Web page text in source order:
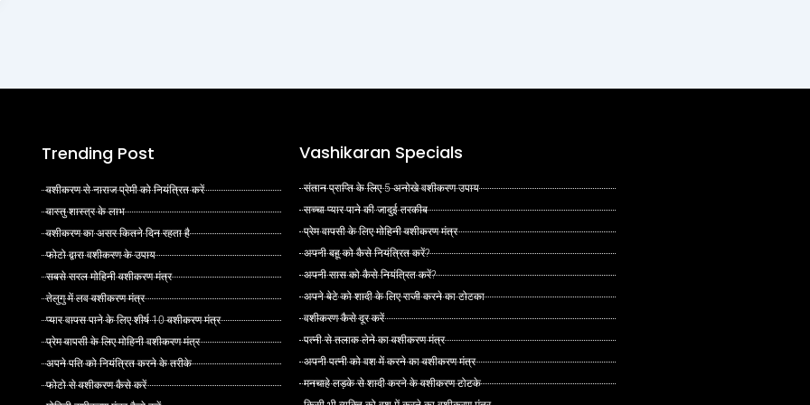
Trending Post
वशीकरण से नाराज प्रेमी को नियंत्रित करें
वास्तु शास्त्र के लाभ
वशीकरण का असर कितने दिन रहता है
फोटो द्वारा वशीकरण के उपाय
सबसे सरल मोहिनी वशीकरण मंत्र
तेलुगु में लव वशीकरण मंत्र
प्यार वापस पाने के लिए शीर्ष 10 वशीकरण मंत्र
प्रेम वापसी के लिए मोहिनी वशीकरण मंत्र
अपने पति को नियंत्रित करने के तरीके
फोटो से वशीकरण कैसे करें
Vashikaran Specials
संतान प्राप्ति के लिए 5 अनोखे वशीकरण उपाय
सच्चा प्यार पाने की जादुई तरकीब
प्रेम वापसी के लिए मोहिनी वशीकरण मंत्र
अपनी बहू को कैसे नियंत्रित करें?
अपनी सास को कैसे नियंत्रित करें?
अपने बेटे को शादी के लिए राजी करने का टोटका
वशीकरण कैसे दूर करें
पत्नी से तलाक लेने का वशीकरण मंत्र
अपनी पत्नी को वश में करने का वशीकरण मंत्र
मनचाहे लड़के से शादी करने के वशीकरण टोटके